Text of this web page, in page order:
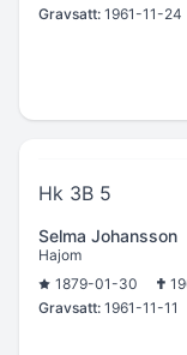
Gravsatt: 1961-11-24
Hk 3B 5
Selma Johansson
Hajom
1879-01-30
Gravsatt: 1961-11-11